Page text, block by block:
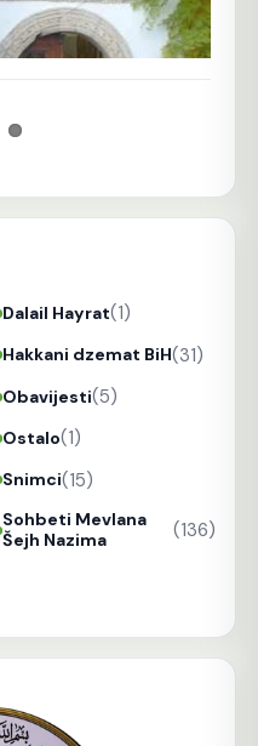
Dalail Hayrat(1)
Hakkani dzemat BiH(31)
Obavijesti(5)
Ostalo(1)
Snimci(15)
Sohbeti Mevlana
Šejh Nazima
(136)